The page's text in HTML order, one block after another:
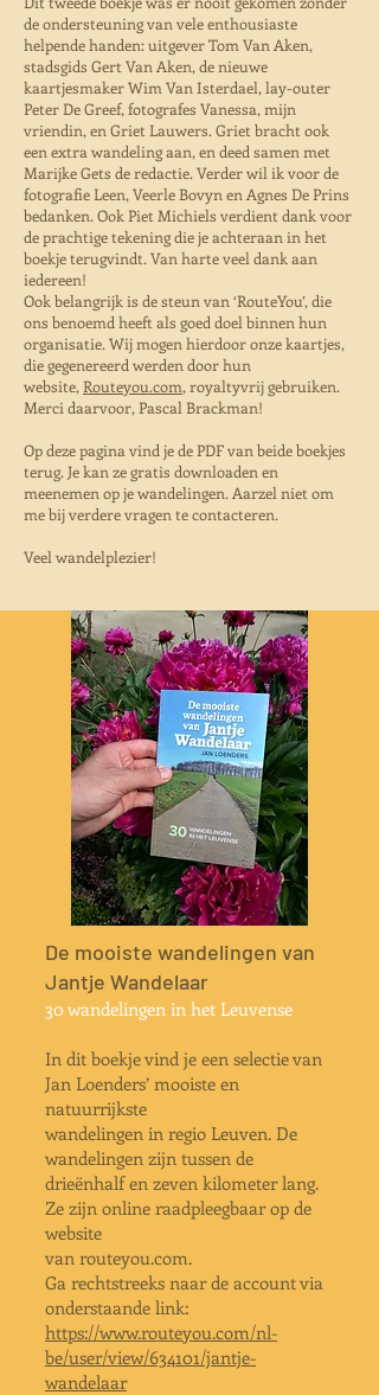
de ondersteuning van vele enthousiaste
helpende handen: uitgever Tom Van Aken,
stadsgids Gert Van Aken, de nieuwe
kaartjesmaker Wim Van Isterdael, lay-outer
Peter De Greef, fotografes Vanessa, mijn
vriendin, en Griet Lauwers. Griet bracht ook
een extra wandeling aan, en deed samen met
Marijke Gets de redactie. Verder wil ik voor de
fotografie Leen, Veerle Bovyn en Agnes De Prins
bedanken. Ook Piet Michiels verdient dank voor
de prachtige tekening die je achteraan in het
boekje terugvindt. Van harte veel dank aan
iedereen!
Ook belangrijk is de steun van ‘RouteYou’, die
ons benoemd heeft als goed doel binnen hun
organisatie. Wij mogen hierdoor onze kaartjes,
die gegenereerd werden door hun
website, Routeyou.com, royaltyvrij gebruiken.
Merci daarvoor, Pascal Brackman!
Op deze pagina vind je de PDF van beide boekjes
terug. Je kan ze gratis downloaden en
meenemen op je wandelingen. Aarzel niet om
me bij verdere vragen te contacteren.
Veel wandelplezier!
De mooiste wandelingen van
Jantje Wandelaar
30 wandelingen in het Leuvense
In dit boekje vind je een selectie van
Jan Loenders’ mooiste en
natuurrijkste
wandelingen in regio Leuven. De
wandelingen zijn tussen de
drieënhalf en zeven kilometer lang.
Ze zijn online raadpleegbaar op de
website
van routeyou.com.
Ga rechtstreeks naar de account via
onderstaande link:
https://www.routeyou.com/nl-
be/user/view/634101/jantje-
wandelaar